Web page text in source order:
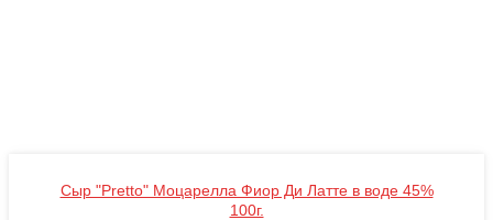
Сыр "Pretto" Моцарелла Фиор Ди Латте в воде 45%
100г.